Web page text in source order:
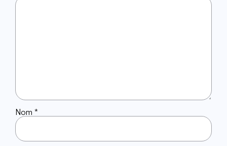
Nom *